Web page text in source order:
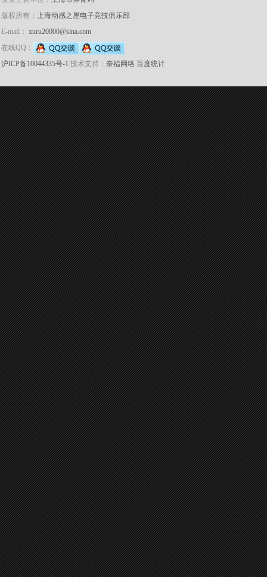
版权所有： 上海动感之屋电子竞技俱乐部
E-mail： xuru20000@sina.com
在线QQ：
沪ICP备10044335号-1 技术支持： 奈福网络 百度统计